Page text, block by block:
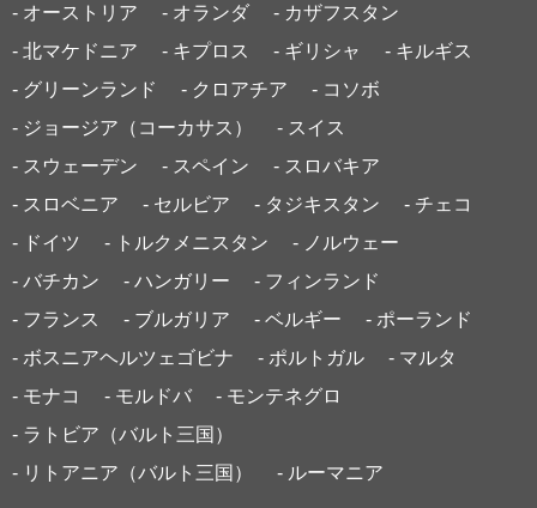
- オーストリア
- オランダ
- カザフスタン
- 北マケドニア
- キプロス - ギリシャ
- キルギス
- グリーンランド
- クロアチア
- コソボ
- ジョージア（コーカサス）
- スイス
- スウェーデン
- スペイン
- スロバキア
- スロベニア
- セルビア - タジキスタン
- チェコ
- ドイツ
- トルクメニスタン
- ノルウェー
- バチカン
- ハンガリー
- フィンランド
- フランス
- ブルガリア - ベルギー
- ポーランド
- ボスニアヘルツェゴビナ
- ポルトガル
- マルタ
- モナコ
- モルドバ
- モンテネグロ
- ラトビア（バルト三国）
- リトアニア（バルト三国）
- ルーマニア